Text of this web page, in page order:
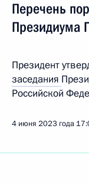
Перечень
Президиума
Президент
заседания
Российской
4 июня 2023 года